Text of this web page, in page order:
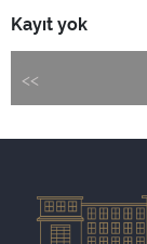
Kayıt yok
<<